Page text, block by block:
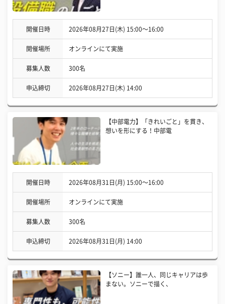
開催日時 2026年08月27日(木) 15:00〜16:00
開催場所 オンラインにて実施
募集人数 300名
申込締切 2026年08月27日(木) 14:00
【中部電力】「きれいごと」を貫き、
想いを形にする！中部電
開催日時 2026年08月31日(月) 15:00〜16:00
開催場所 オンラインにて実施
募集人数 300名
申込締切 2026年08月31日(月) 14:00
【ソニー】誰一人、同じキャリアは歩
まない。ソニーで描く、